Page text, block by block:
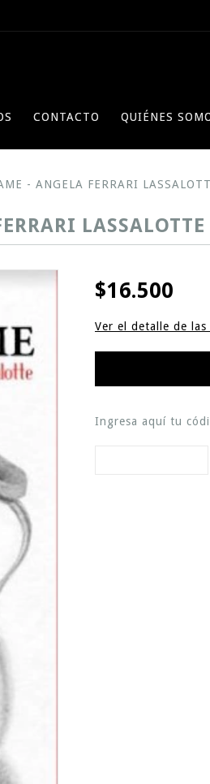
CONTACTO QUIÉNES
- ANGELA FERRARI
$16.500
Ver el detalle de las
Ingresa aquí tu